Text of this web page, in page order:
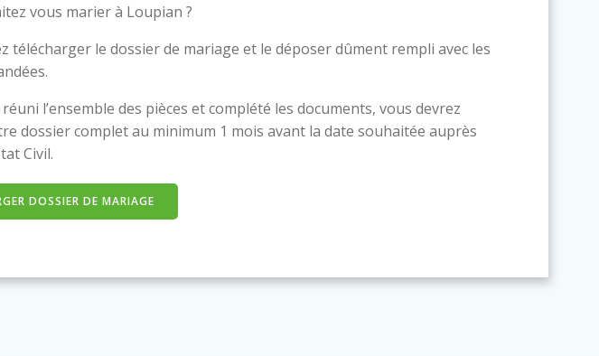
vous marier à Loupian ?
télécharger le dossier de mariage et le déposer dûment rempli avec les
l’ensemble des pièces et complété les documents, vous devrez
dossier complet au minimum 1 mois avant la date souhaitée auprès
Civil.
DOSSIER DE MARIAGE